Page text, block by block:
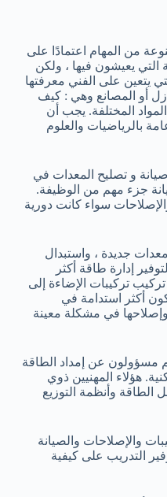
من المهام اعتمادًا على
التي يعيشون فيها ، ولكن
يتعين على الفني معرفتها
أو المصانع وهي : كيف
المختلفة. يجب أن
بالرياضيات والعلوم
و تصليح المعدات في
جزء مهم من الوظيفة.
سواء كانت دورية
جديدة ، واستبدال
إدارة طاقة أكثر
تركيبات الإضاءة إلى
أكثر استدامة في
في مشكلة معينة
مسؤولون عن إمداد الطاقة
هؤلاء المهنيين ذوي
الطاقة وأنظمة التوزيع
والإصلاحات والصيانة
التدريب على كيفية